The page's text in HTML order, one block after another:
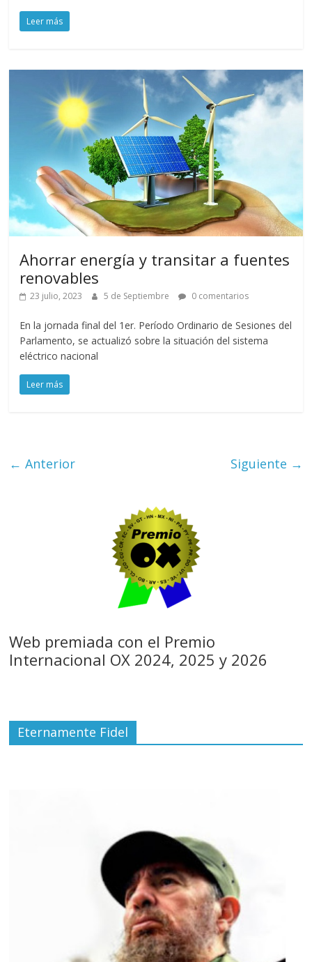
Leer más
Ahorrar energía y transitar a fuentes
renovables
23 julio, 2023 5 de Septiembre 0 comentarios
En la jornada final del 1er. Período Ordinario de Sesiones del
Parlamento, se actualizó sobre la situación del sistema
eléctrico nacional
Leer más
← Anterior Siguiente →
Web premiada con el Premio
Internacional OX 2024, 2025 y 2026
Eternamente Fidel